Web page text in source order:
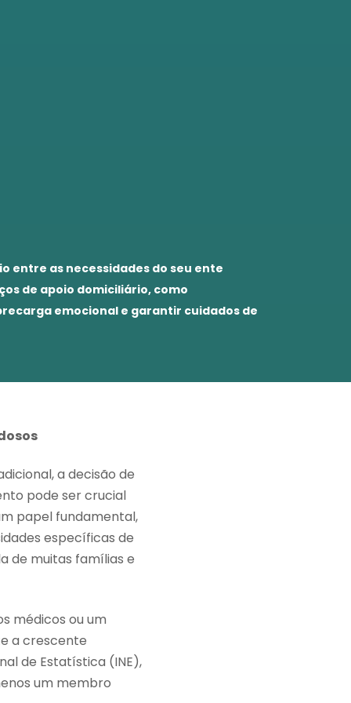
entre as necessidades do seu ente
de apoio domiciliário, como
emocional e garantir cuidados de
a decisão de
pode ser crucial
papel fundamental,
específicas de
de muitas famílias e
médicos ou um
a crescente
de Estatística (INE),
um membro